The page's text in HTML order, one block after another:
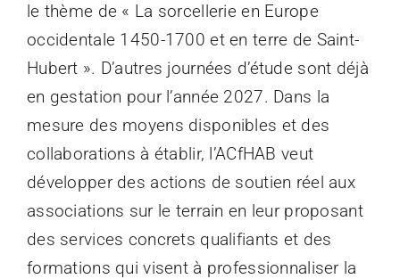
le thème de « La sorcellerie en Europe
occidentale 1450-1700 et en terre de Saint-
Hubert ». D’autres journées d’étude sont déjà
en gestation pour l’année 2027. Dans la
mesure des moyens disponibles et des
collaborations à établir, l’ACfHAB veut
développer des actions de soutien réel aux
associations sur le terrain en leur proposant
des services concrets qualifiants et des
formations qui visent à professionnaliser la